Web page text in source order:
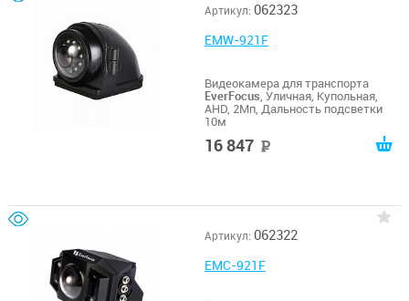
Артикул: 062323
EMW-921F
Видеокамера для транспорта
EverFocus , Уличная, Купольная,
AHD, 2Мп, Дальность подсветки
10м
16 847
Артикул: 062322
EMC-921F